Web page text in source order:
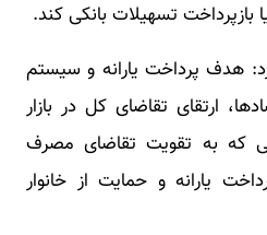
تسهیلات بانکی کند.
هدف پرداخت یارانه و سیستم
ارتقای تقاضای کل در بازار
که به تقویت تقاضای مصرف
یارانه و حمایت از خانوار